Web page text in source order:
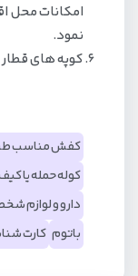
امکانات محل
نمود.
کوپه های قطار ۴ نفره می باشد .
کفش مناسب
کوله حمله یا
دارو و لوازم
باتوم کارت